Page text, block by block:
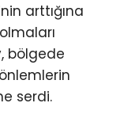
arttığına
bölgede
serdi.